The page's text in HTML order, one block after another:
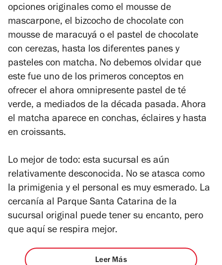
opciones originales como el mousse de
mascarpone, el bizcocho de chocolate con
mousse de maracuyá o el pastel de chocolate
con cerezas, hasta los diferentes panes y
pasteles con matcha. No debemos olvidar que
este fue uno de los primeros conceptos en
ofrecer el ahora omnipresente pastel de té
verde, a mediados de la década pasada. Ahora
el matcha aparece en conchas, éclaires y hasta
en croissants.
Lo mejor de todo: esta sucursal es aún
relativamente desconocida. No se atasca como
la primigenia y el personal es muy esmerado. La
cercanía al Parque Santa Catarina de la
sucursal original puede tener su encanto, pero
que aquí se respira mejor.
Leer Más